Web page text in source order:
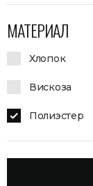
МАТЕРИАЛ
Хлопок
Вискоза
Полиэстер